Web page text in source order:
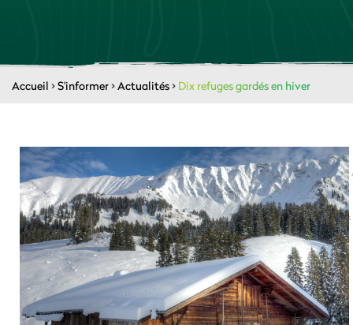
Accueil >S'informer>Actualités> Dix refuges gardés en hiver